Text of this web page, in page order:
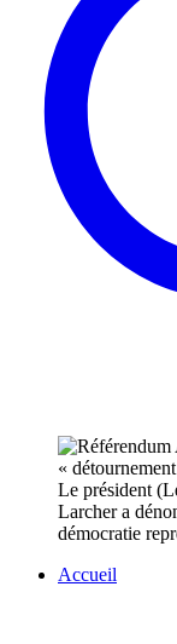
Le président
Larcher a
démocratie
Accueil